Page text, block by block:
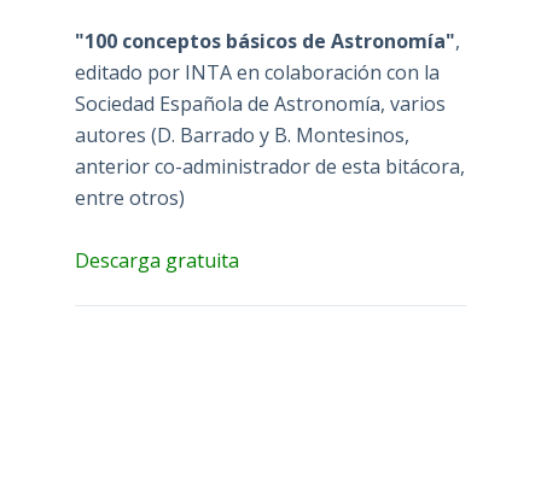
"100 conceptos básicos de Astronomía",
editado por INTA en colaboración con la
Sociedad Española de Astronomía, varios
autores (D. Barrado y B. Montesinos,
anterior co-administrador de esta bitácora,
entre otros)
Descarga gratuita